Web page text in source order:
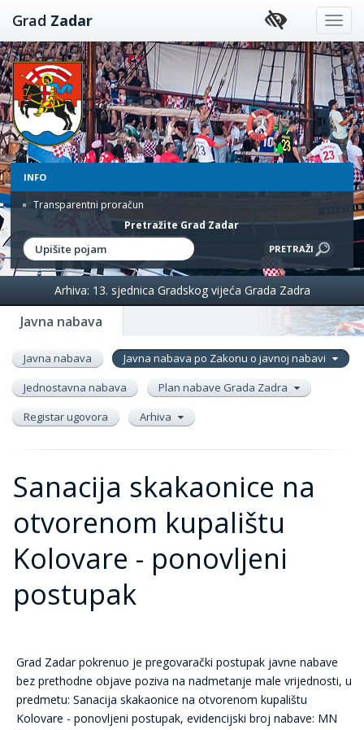
Preskoči
na
sadržaj
Grad Zadar
INFO
Transparentni proračun
Pretražite Grad Zadar
Javna nabava
Arhiva: 13. sjednica Gradskog vijeća Grada Zadra
Javna nabava
Javna nabava po Zakonu o javnoj nabavi
Jednostavna nabava
Plan nabave Grada Zadra
Registar ugovora
Arhiva
Sanacija skakaonice na
otvorenom kupalištu
Kolovare - ponovljeni
postupak
Grad Zadar pokrenuo je pregovarački postupak javne nabave
bez prethodne objave poziva na nadmetanje male vrijednosti, u
predmetu: Sanacija skakaonice na otvorenom kupalištu
Kolovare - ponovljeni postupak, evidencijski broj nabave: MN